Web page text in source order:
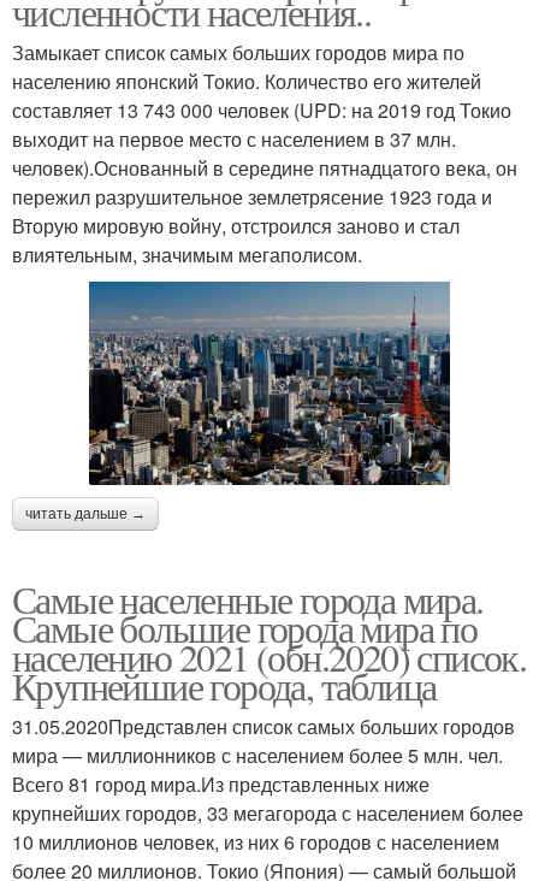
численности населения..
Замыкает список самых больших городов мира по
населению японский Токио. Количество его жителей
составляет 13 743 000 человек (UPD: на 2019 год Токио
выходит на первое место с населением в 37 млн.
человек).Основанный в середине пятнадцатого века, он
пережил разрушительное землетрясение 1923 года и
Вторую мировую войну, отстроился заново и стал
влиятельным, значимым мегаполисом.
читать дальше →
Самые населенные города мира.
Самые большие города мира по
населению 2021 (обн.2020) список.
Крупнейшие города, таблица
31.05.2020Представлен список самых больших городов
мира — миллионников с населением более 5 млн. чел.
Всего 81 город мира.Из представленных ниже
крупнейших городов, 33 мегагорода с населением более
10 миллионов человек, из них 6 городов с населением
более 20 миллионов. Токио (Япония) — самый большой